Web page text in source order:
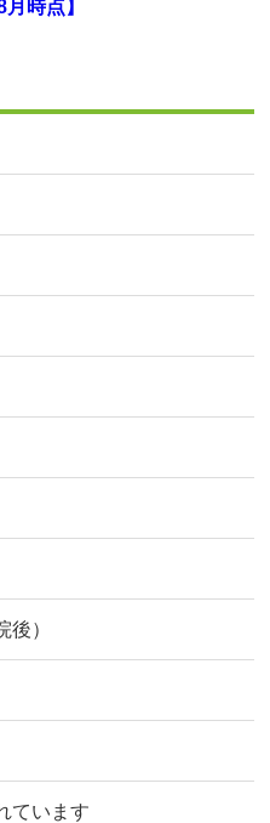
月時点】
）
ています